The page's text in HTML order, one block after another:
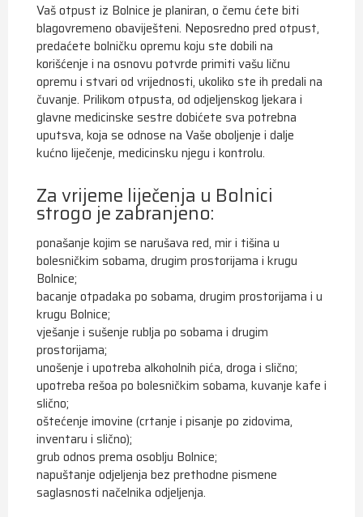
Vaš otpust iz Bolnice je planiran, o čemu ćete biti
blagovremeno obaviješteni. Neposredno pred otpust,
predaćete bolničku opremu koju ste dobili na
korišćenje i na osnovu potvrde primiti vašu ličnu
opremu i stvari od vrijednosti, ukoliko ste ih predali na
čuvanje. Prilikom otpusta, od odjeljenskog ljekara i
glavne medicinske sestre dobićete sva potrebna
uputsva, koja se odnose na Vaše oboljenje i dalje
kućno liječenje, medicinsku njegu i kontrolu.
Za vrijeme liječenja u Bolnici
strogo je zabranjeno:
ponašanje kojim se narušava red, mir i tišina u
bolesničkim sobama, drugim prostorijama i krugu
Bolnice;
bacanje otpadaka po sobama, drugim prostorijama i u
krugu Bolnice;
vješanje i sušenje rublja po sobama i drugim
prostorijama;
unošenje i upotreba alkoholnih pića, droga i slično;
upotreba rešoa po bolesničkim sobama, kuvanje kafe i
slično;
oštećenje imovine (crtanje i pisanje po zidovima,
inventaru i slično);
grub odnos prema osoblju Bolnice;
napuštanje odjeljenja bez prethodne pismene
saglasnosti načelnika odjeljenja.